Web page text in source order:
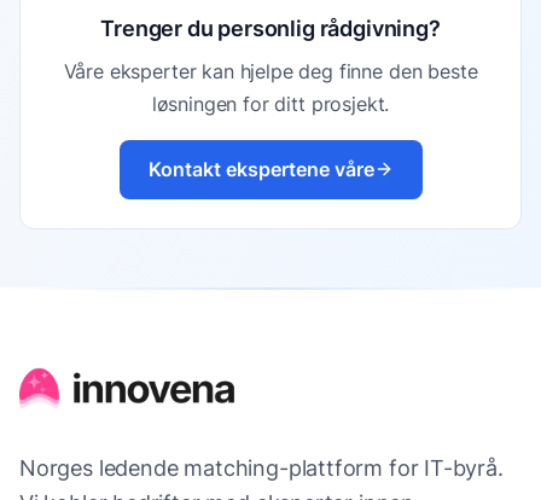
Trenger du personlig rådgivning?
Våre eksperter kan hjelpe deg finne den beste
løsningen for ditt prosjekt.
Kontakt ekspertene våre
Norges ledende matching-plattform for IT-byrå.